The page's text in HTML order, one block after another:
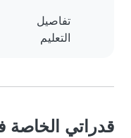
تفاصيل
التعليم
قدراتي الخاصة